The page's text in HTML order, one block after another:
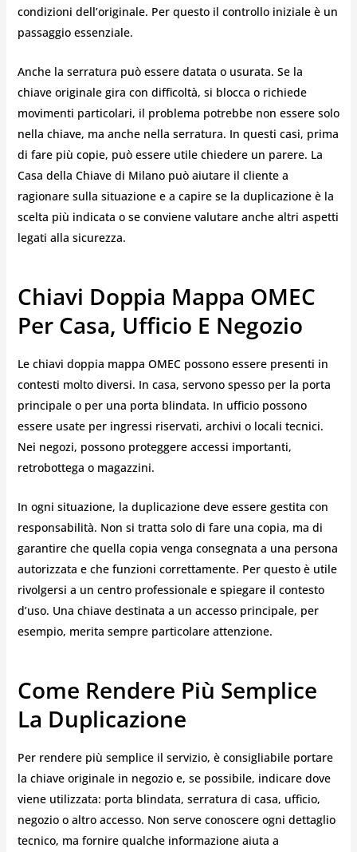
condizioni dell’originale. Per questo il controllo iniziale è un
passaggio essenziale.
Anche la serratura può essere datata o usurata. Se la
chiave originale gira con difficoltà, si blocca o richiede
movimenti particolari, il problema potrebbe non essere solo
nella chiave, ma anche nella serratura. In questi casi, prima
di fare più copie, può essere utile chiedere un parere. La
Casa della Chiave di Milano può aiutare il cliente a
ragionare sulla situazione e a capire se la duplicazione è la
scelta più indicata o se conviene valutare anche altri aspetti
legati alla sicurezza.
Chiavi Doppia Mappa OMEC
Per Casa, Ufficio E Negozio
Le chiavi doppia mappa OMEC possono essere presenti in
contesti molto diversi. In casa, servono spesso per la porta
principale o per una porta blindata. In ufficio possono
essere usate per ingressi riservati, archivi o locali tecnici.
Nei negozi, possono proteggere accessi importanti,
retrobottega o magazzini.
In ogni situazione, la duplicazione deve essere gestita con
responsabilità. Non si tratta solo di fare una copia, ma di
garantire che quella copia venga consegnata a una persona
autorizzata e che funzioni correttamente. Per questo è utile
rivolgersi a un centro professionale e spiegare il contesto
d’uso. Una chiave destinata a un accesso principale, per
esempio, merita sempre particolare attenzione.
Come Rendere Più Semplice
La Duplicazione
Per rendere più semplice il servizio, è consigliabile portare
la chiave originale in negozio e, se possibile, indicare dove
viene utilizzata: porta blindata, serratura di casa, ufficio,
negozio o altro accesso. Non serve conoscere ogni dettaglio
tecnico, ma fornire qualche informazione aiuta a